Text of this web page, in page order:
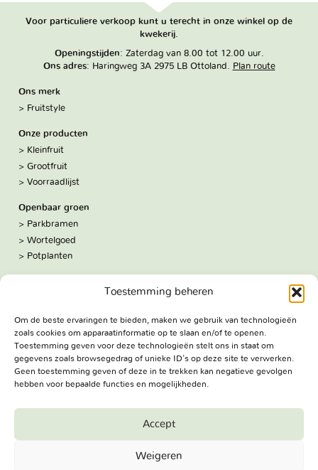
Toestemming beheren
Om de beste ervaringen te bieden, maken we gebruik van technologieën
zoals cookies om apparaatinformatie op te slaan en/of te openen.
Toestemming geven voor deze technologieën stelt ons in staat om
gegevens zoals browsegedrag of unieke ID's op deze site te verwerken.
Geen toestemming geven of deze in te trekken kan negatieve gevolgen
hebben voor bepaalde functies en mogelijkheden.
Accept
Weigeren
Voor particuliere verkoop kunt u terecht in onze winkel op de
kwekerij.
Openingstijden: Zaterdag van 8.00 tot 12.00 uur.
Ons adres: Haringweg 3A 2975 LB Ottoland. Plan route
Ons merk
Fruitstyle
Onze producten
Kleinfruit
Grootfruit
Voorraadlijst
Openbaar groen
Parkbramen
Wortelgoed
Potplanten
Volg ons:
Facebook
Bezoekadres
Haringweg 3A
2975 LB Ottoland
Reserved.